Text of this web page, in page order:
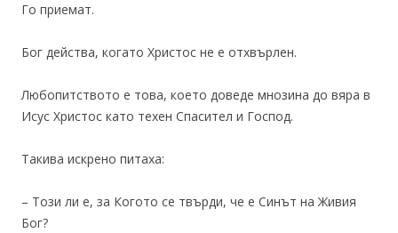
Го приемат.
Бог действа, когато Христос не е отхвърлен.
Любопитството е това, което доведе мнозина до вяра в
Исус Христос като техен Спасител и Господ.
Такива искрено питаха:
– Този ли е, за Когото се твърди, че е Синът на Живия
Бог?